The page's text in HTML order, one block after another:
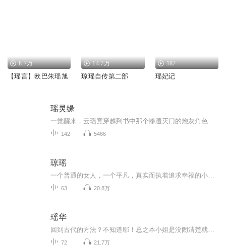
8.7万
【瑶言】欧巴朱瑶旭
14.7万
琼瑶自传第二部
187
瑶妃记
瑶灵缘
142 5466
琼瑶
63 20.8万
瑶华
72 21.7万